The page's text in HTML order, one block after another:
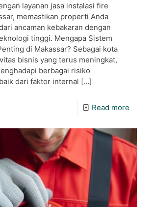
layanan jasa instalasi fire
memastikan properti Anda
ancaman kebakaran dengan
tinggi. Mengapa Sistem
di Makassar? Sebagai kota
bisnis yang terus meningkat,
berbagai risiko
dari faktor internal […]
Read more